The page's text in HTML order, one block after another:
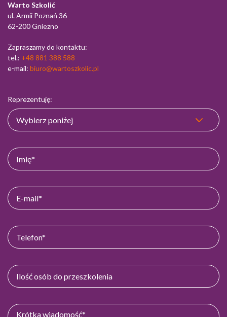
Warto Szkolić
ul. Armii Poznań 36
62-200 Gniezno
Zapraszamy do kontaktu:
tel.: +48 881 388 588
e-mail: biuro@wartoszkolic.pl
Reprezentuję: